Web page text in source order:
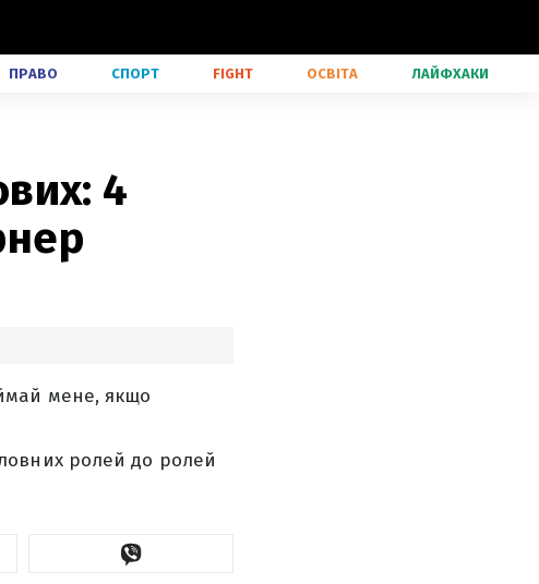
ПРАВО СПОРТ FIGHT ОСВІТА ЛАЙФХАКИ
4
мене, якщо
ролей до ролей